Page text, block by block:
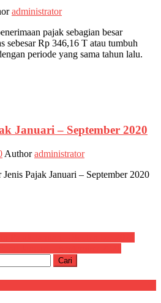
administrator
pajak sebagian besar
sebesar Rp 346,16 T atau tumbuh
periode yang sama tahun lalu.
Januari – September 2020
Author administrator
Pajak Januari – September 2020